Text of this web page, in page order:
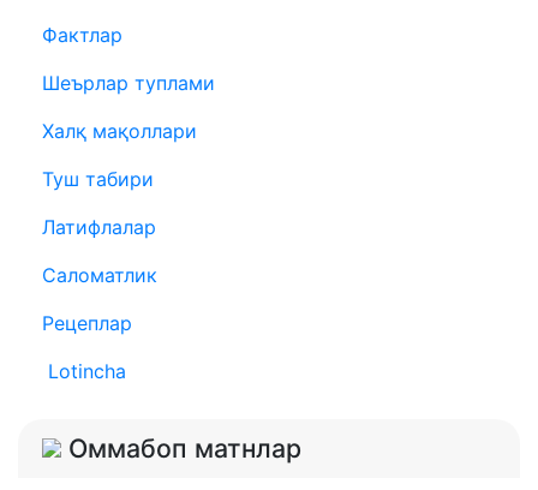
Фактлар
Шеърлар туплами
Халқ мақоллари
Туш табири
Латифлалар
Саломатлик
Рецеплар
Lotincha
Оммабоп матнлар